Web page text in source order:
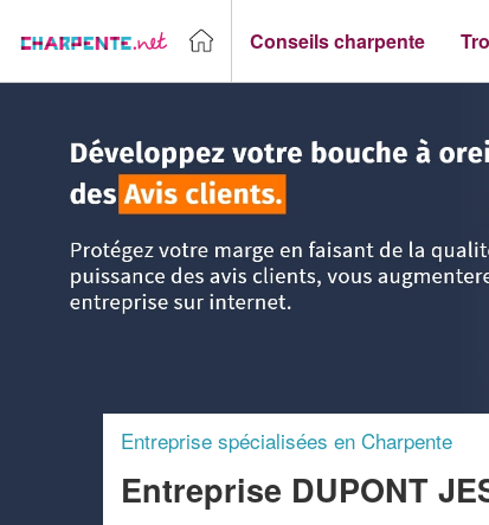
Conseils charpente
Entreprise spécialisées en Charpente
Entreprise DUPONT